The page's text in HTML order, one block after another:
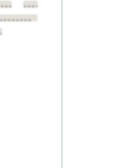
••••••••
••••••••